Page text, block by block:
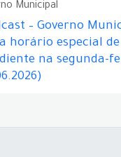
Municipal
– Governo
horário especial de
na segunda-